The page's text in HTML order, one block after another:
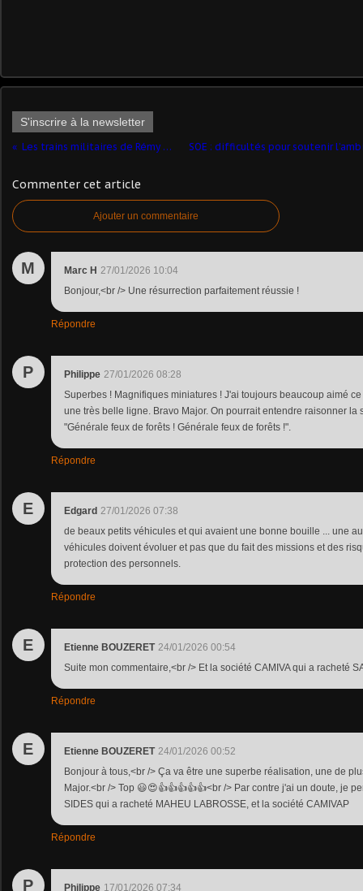
S'inscrire à la newsletter
Les trains militaires de Rémy L.(Impression 3D - 1/87) ​- complété
Commenter cet article
Ajouter un commentaire
M Marc H 27/01/2026 10:04
Bonjour,<br /> Une résurrection parfaitement réussie !
Répondre
P Philippe 27/01/2026 08:28
Superbes ! Magnifiques miniatures ! J'ai toujours beaucoup aimé
une très belle ligne. Bravo Major. On pourrait entendre raisonner la
"Générale feux de forêts ! Générale feux de forêts !".
Répondre
E Edgard 27/01/2026 07:38
de beaux petits véhicules et qui avaient une bonne bouille ... une
véhicules doivent évoluer et pas que du fait des missions et des
protection des personnels.
Répondre
E Etienne BOUZERET 24/01/2026 00:54
Suite mon commentaire,<br /> Et la société CAMIVA qui a racheté
Répondre
E Etienne BOUZERET 24/01/2026 00:52
Bonjour à tous,<br /> Ça va être une superbe réalisation, une de
Major.<br /> Top 😃😍👍👍👍👍👍<br /> Par contre j'ai un doute, je
SIDES qui a racheté MAHEU LABROSSE, et la société CAMIVAP
Répondre
P Philippe 17/01/2026 07:34